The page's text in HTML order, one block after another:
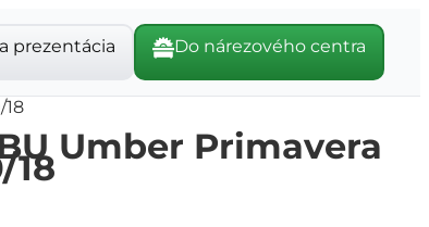
prezentácia Do nárezového centra
Umber Primavera
18